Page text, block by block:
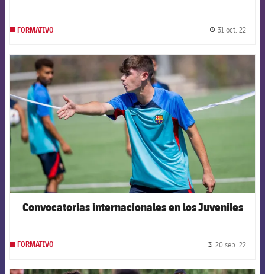
FORMATIVO 31 oct. 22
FCB Barcelona badge
Convocatorias internacionales en los Juveniles
FORMATIVO 20 sep. 22